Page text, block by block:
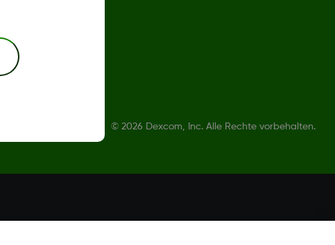
© 2026 Dexcom, Inc. Alle Rechte vorbehalten.